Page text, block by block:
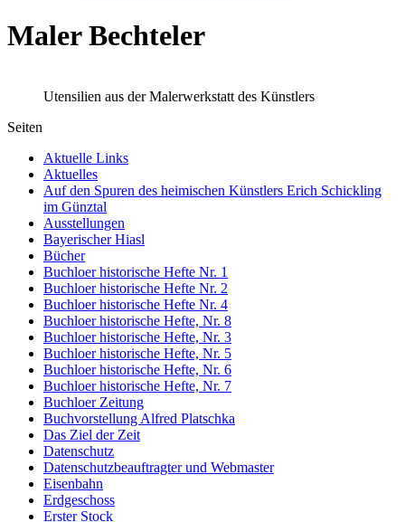
Maler Bechteler
Utensilien aus der Malerwerkstatt des Künstlers
Seiten
Aktuelle Links
Aktuelles
Auf den Spuren des heimischen Künstlers Erich Schickling
im Günztal
Ausstellungen
Bayerischer Hiasl
Bücher
Buchloer historische Hefte Nr. 1
Buchloer historische Hefte Nr. 2
Buchloer historische Hefte Nr. 4
Buchloer historische Hefte, Nr. 8
Buchloer historische Hefte, Nr. 3
Buchloer historische Hefte, Nr. 5
Buchloer historische Hefte, Nr. 6
Buchloer historische Hefte, Nr. 7
Buchloer Zeitung
Buchvorstellung Alfred Platschka
Das Ziel der Zeit
Datenschutz
Datenschutzbeauftragter und Webmaster
Eisenbahn
Erdgeschoss
Erster Stock